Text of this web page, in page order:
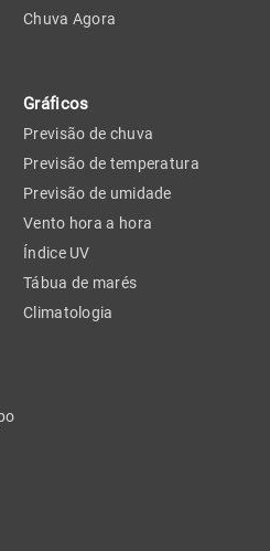
Chuva Agora
Gráficos
Previsão de chuva
Previsão de temperatura
Previsão de umidade
Vento hora a hora
Índice UV
Tábua de marés
Climatologia